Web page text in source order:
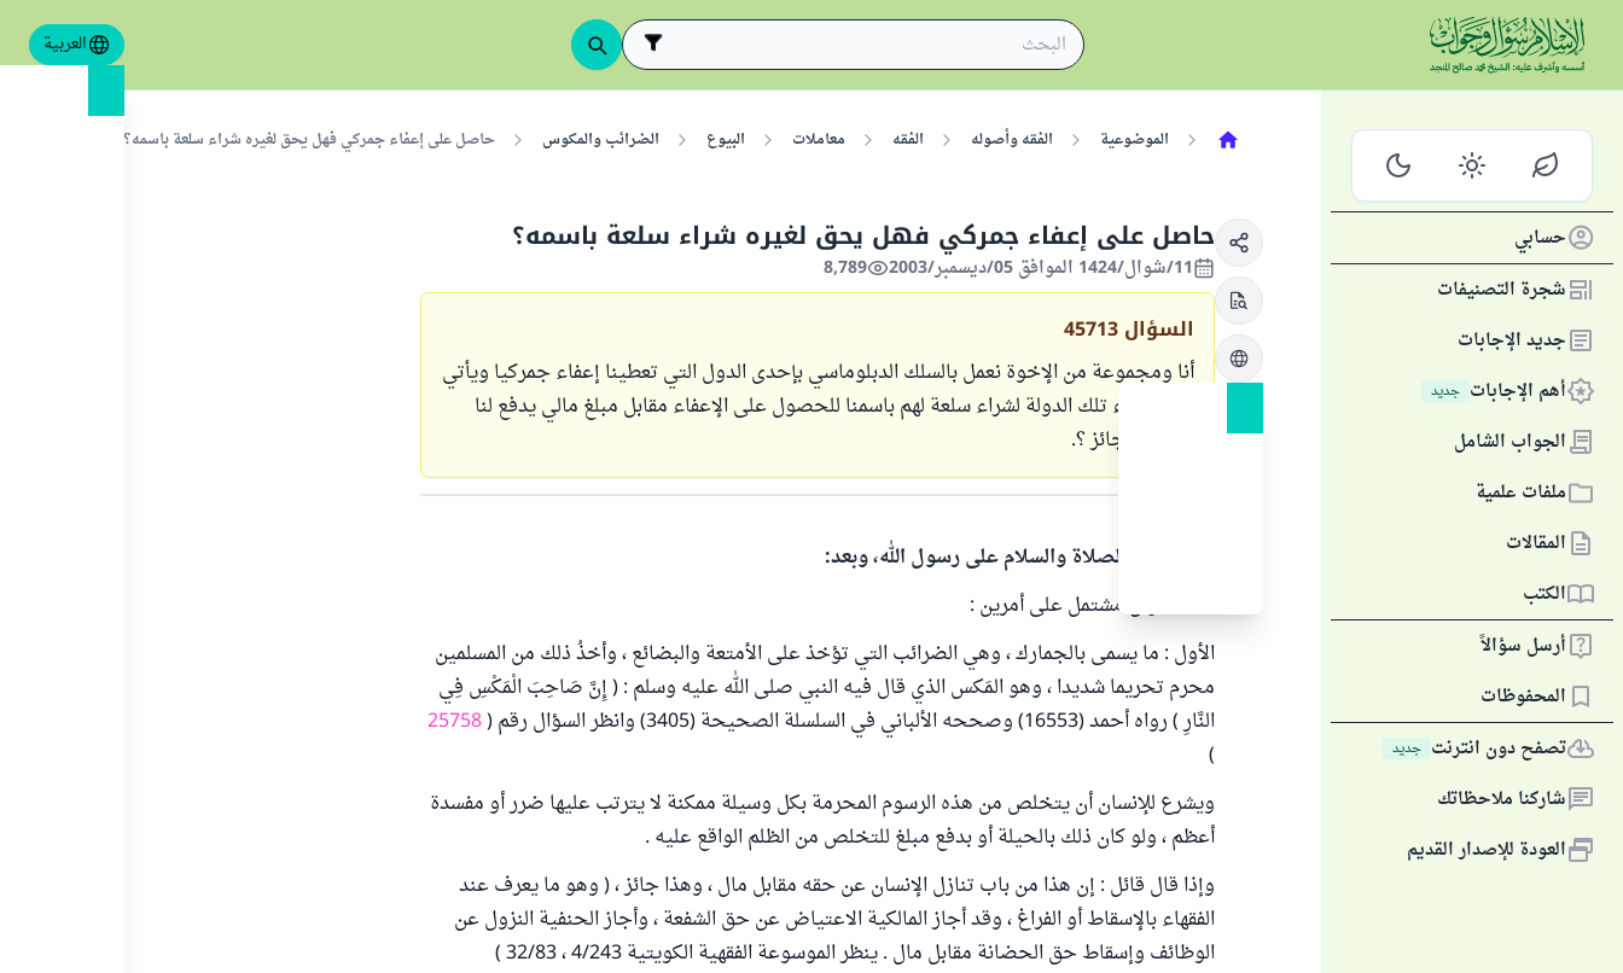
العربية
حسابي
شجرة التصنيفات
جديد الإجابات
أهم الإجابات جديد
الجواب الشامل
ملفات علمية
المقالات
الكتب
أرسل سؤالاً
المحفوظات
تصفح دون انترنت جديد
شاركنا ملاحظاتك
العودة للإصدار القديم
الموضوعية الفقه وأصوله الفقه معاملات البيوع الضرائب والمكوس حاصل على إعفاء جمركي فهل يحق لغيره شراء سلعة باسمه؟
حاصل على إعفاء جمركي فهل يحق لغيره شراء سلعة باسمه؟
11/شوال/1424 الموافق 05/ديسمبر/2003 8,789
السؤال 45713
أنا ومجموعة من الإخوة نعمل بالسلك الدبلوماسي بإحدى الدول التي تعطينا إعفاء جمركيا ويأتي
بعض أبناء تلك الدولة لشراء سلعة لهم باسمنا للحصول على الإعفاء مقابل مبلغ مالي يدفع لنا
فهل هذا جائز ؟.
الحمد لله والصلاة والسلام على رسول الله، وبعد:
هذا السؤال مشتمل على أمرين :
الأول : ما يسمى بالجمارك ، وهي الضرائب التي تؤخذ على الأمتعة والبضائع ، وأخذُ ذلك من المسلمين
محرم تحريما شديدا ، وهو المَكس الذي قال فيه النبي صلى الله عليه وسلم : ( إِنَّ صَاحِبَ الْمَكْسِ فِي
النَّارِ ) رواه أحمد (16553) وصححه الألباني في السلسلة الصحيحة (3405) وانظر السؤال رقم (
25758
)
ويشرع للإنسان أن يتخلص من هذه الرسوم المحرمة بكل وسيلة ممكنة لا يترتب عليها ضرر أو مفسدة
أعظم ، ولو كان ذلك بالحيلة أو بدفع مبلغ للتخلص من الظلم الواقع عليه .
وإذا قال قائل : إن هذا من باب تنازل الإنسان عن حقه مقابل مال ، وهذا جائز ، ( وهو ما يعرف عند
الفقهاء بالإسقاط أو الفراغ ، وقد أجاز المالكية الاعتياض عن حق الشفعة ، وأجاز الحنفية النزول عن
الوظائف وإسقاط حق الحضانة مقابل مال . ينظر الموسوعة الفقهية الكويتية 4/243 ، 32/83 )